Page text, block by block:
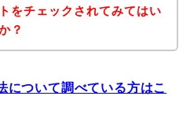
をチェックされてみてはい
？
について調べている方はこ